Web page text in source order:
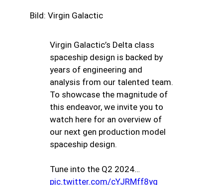
Bild: Virgin Galactic
Virgin Galactic’s Delta class
spaceship design is backed by
years of engineering and
analysis from our talented team.
To showcase the magnitude of
this endeavor, we invite you to
watch here for an overview of
our next gen production model
spaceship design.
Tune into the Q2 2024…
pic.twitter.com/cYJRMff8yg